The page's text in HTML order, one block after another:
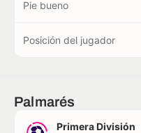
Pie bueno
Posición del jugador
Palmarés
Primera División